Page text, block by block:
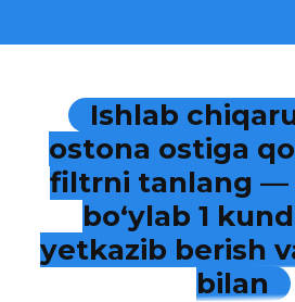
Ishlab
ostona ostiga
filtrni tanlang —
bo‘ylab 1
yetkazib berish
bilan